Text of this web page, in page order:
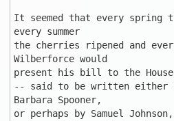
It seemed that every spring
every summer
the cherries ripened and
Wilberforce would
present his bill to the
-- said to be written either
Barbara Spooner,
or perhaps by Samuel Johnson,